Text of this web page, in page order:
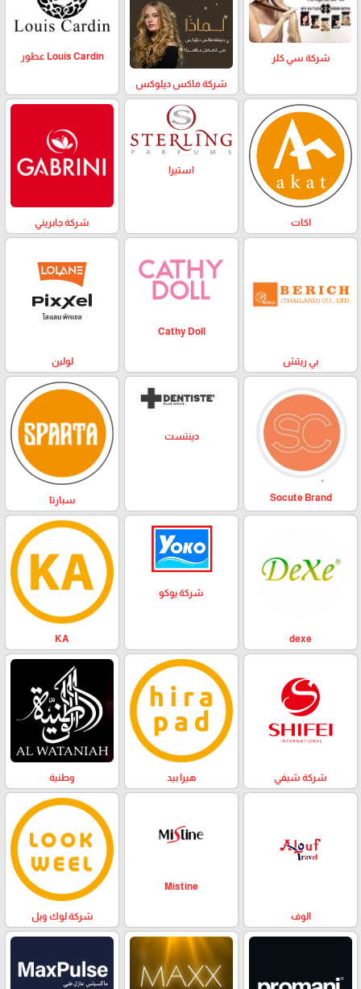
شركة سي كلر
شركة ماكس ديلوكس
Louis Cardin عطور
اكات
استيرا
شركة جابريني
بي ريتش
Cathy Doll
لولين
Socute Brand
دينتست
سبارتا
dexe
شركة يوكو
KA
شركة شيفي هيرا بيد وطنية
الوف
Mistine
شركة لوك ويل